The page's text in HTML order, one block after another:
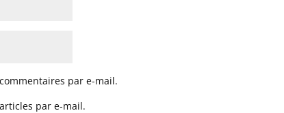
par e-mail.
par e-mail.